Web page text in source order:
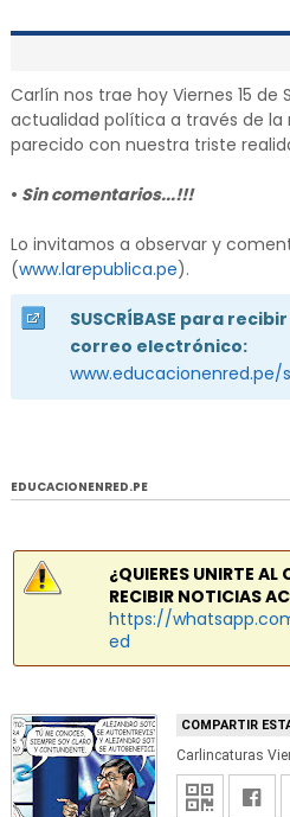
Carlín nos trae hoy Viernes 15 de
actualidad política a través de la
parecido con nuestra triste
• Sin comentarios...!!!
Lo invitamos a observar y
(www.larepublica.pe).
SUSCRÍBASE para
correo electrónico:
www.educacionenred.pe/
EDUCACIONENRED.PE
¿QUIERES UNIRTE
RECIBIR NOTICIAS
https://
ed
COMPARTIR